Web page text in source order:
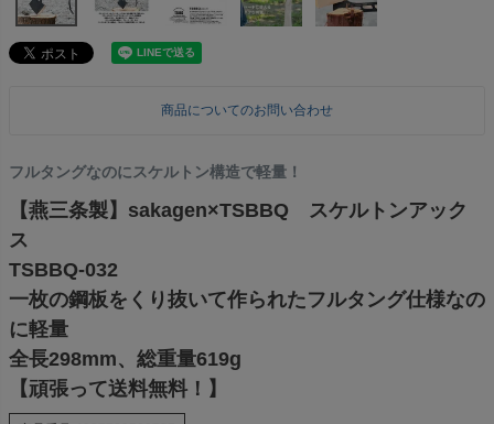
商品についてのお問い合わせ
フルタングなのにスケルトン構造で軽量！
【燕三条製】sakagen×TSBBQ スケルトンアック
ス
TSBBQ-032
一枚の鋼板をくり抜いて作られたフルタング仕様なの
に軽量
全長298mm、総重量619g
【頑張って送料無料！】